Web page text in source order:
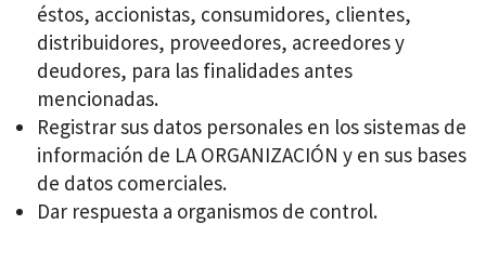
éstos, accionistas, consumidores, clientes,
distribuidores, proveedores, acreedores y
deudores, para las finalidades antes
mencionadas.
Registrar sus datos personales en los sistemas de
información de LA ORGANIZACIÓN y en sus bases
de datos comerciales.
Dar respuesta a organismos de control.